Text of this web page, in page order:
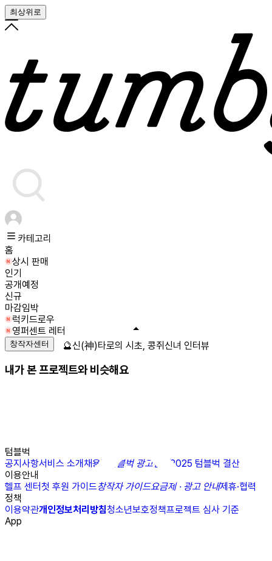
최상위로
카테고리
홈
상시 판매
인기
공개예정
신규
마감임박
럭키드로우
영퍼센트 레터
창작자센터
내가 본 프로젝트와 비슷해요
텀블벅
공지사항서비스 소개채용N 텀블벅 광고센터
2025 텀블벅 결산
이용안내
헬프 센터첫 후원 가이드창작자 가이드요금제 · 광고 안내제휴·협력
정책
이용약관개인정보처리방침청소년보호정책프로젝트 심사 기준
App
🔮신(神)타로의 시초, 콩쥐신녀 인터뷰